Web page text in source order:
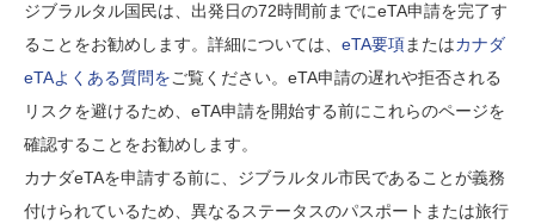
ジブラルタル国民は、出発日の72時間前までにeTA申請を完了す
ることをお勧めします。詳細については、 eTA要項またはカナダ
eTAよくある質問をご覧ください。eTA申請の遅れや拒否される
リスクを避けるため、eTA申請を開始する前にこれらのページを
確認することをお勧めします。
カナダeTAを申請する前に、ジブラルタル市民であることが義務
付けられているため、異なるステータスのパスポートまたは旅行